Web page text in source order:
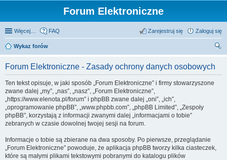
Forum Elektroniczne
Więcej… FAQ Zaloguj się
Zarejestruj się
Wykaz forów
Forum Elektroniczne - Zasady ochrony danych osobowych
Ten tekst opisuje, w jaki sposób „Forum Elektroniczne” i firmy stowarzyszone
zwane dalej „my”, „nas”, „nasz”, „Forum Elektroniczne”,
„https://www.elenota.pl/forum” i phpBB zwane dalej „oni”, „ich”,
„oprogramowanie phpBB”, „www.phpbb.com”, „phpBB Limited”, „Zespoły
phpBB”, korzystają z informacji zwanymi dalej „informacjami o tobie”
zebranych w czasie dowolnej twojej sesji na forum.
Informacje o tobie są zbierane na dwa sposoby. Po pierwsze, przeglądanie
„Forum Elektroniczne” powoduje, że aplikacja phpBB tworzy kilka ciasteczek,
które są małymi plikami tekstowymi pobranymi do katalogu plików